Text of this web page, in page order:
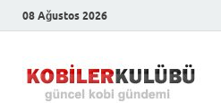
08 Ağustos 2026